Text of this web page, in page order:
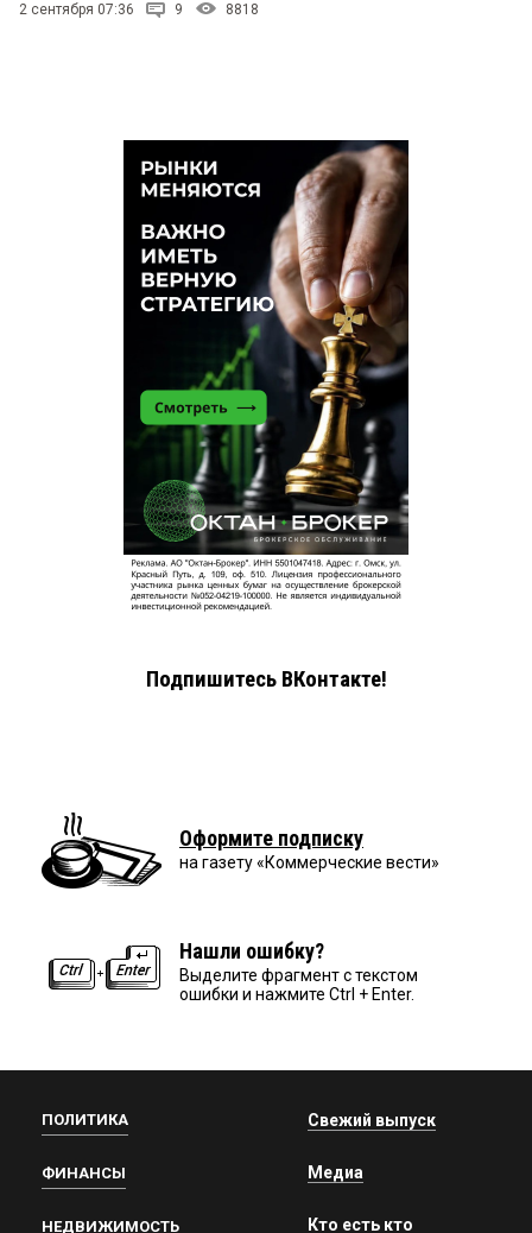
2 сентября 07:36 9 8818
Подпишитесь ВКонтакте!
Оформите подписку
на газету «Коммерческие вести»
Нашли ошибку?
Выделите фрагмент с текстом
ошибки и нажмите Ctrl + Enter.
ПОЛИТИКА
ФИНАНСЫ
НЕДВИЖИМОСТЬ
Свежий выпуск
Медиа
Кто есть кто